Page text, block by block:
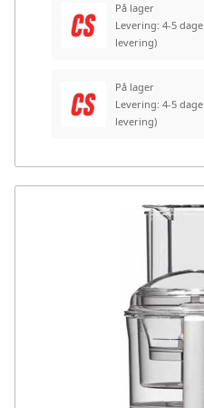
På lager
Levering: 4-5 dage
levering)
På lager
Levering: 4-5 dage
levering)